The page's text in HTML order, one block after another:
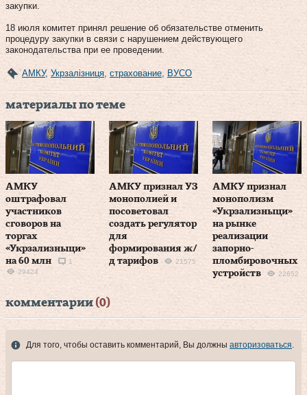
закупки.
18 июля комитет принял решение об обязательстве отменить
процедуру закупки в связи с нарушением действующего
законодательства при ее проведении.
АМКУ, Укрзалізниця страхование ВУСО
материалы по теме
АМКУ
оштрафовал
участников
сговоров на
торгах
«Укрзализныци»
на 60 млн
1
29424
АМКУ признал УЗ
монополией и
посоветовал
создать регулятор
для
формирования ж/
д тарифов
21575
АМКУ признал
монополизм
«Укрзализныци»
на рынке
реализации
запорно-
пломбировочных
устройств
22652
комментарии (0)
Для того, чтобы оставить комментарий, Вы должны авторизоваться.